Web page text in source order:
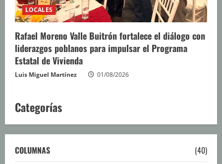
LOCALES
Rafael Moreno Valle Buitrón fortalece el diálogo con
liderazgos poblanos para impulsar el Programa
Estatal de Vivienda
Luis Miguel Martínez 01/08/2026
Categorías
COLUMNAS
(40)